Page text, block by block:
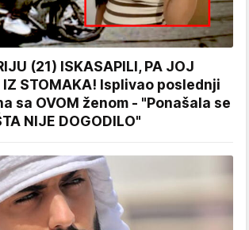
(21) ISKASAPILI, PA JOJ
IZ STOMAKA! Isplivao poslednji
sa OVOM ženom - "Ponašala se
NIJE DOGODILO"